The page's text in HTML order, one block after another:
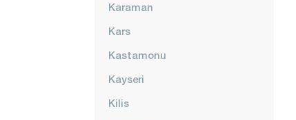
Karaman
Kars
Kastamonu
Kayseri
Kilis